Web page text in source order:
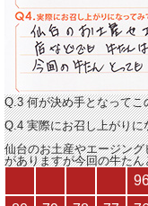
Q.3 何が決め手となって
Q.4 実際にお召し上がり
仙台のお土産やエージン
がありますが今回の牛たん